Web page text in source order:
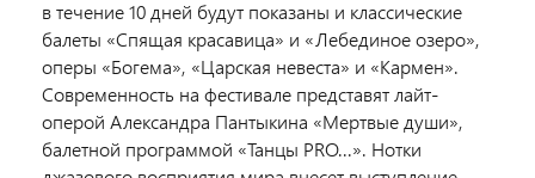
в течение 10 дней будут показаны и классические
балеты «Спящая красавица» и «Лебединое озеро»,
оперы «Богема», «Царская невеста» и «Кармен».
Современность на фестивале представят лайт-
оперой Александра Пантыкина «Мертвые души»,
балетной программой «Танцы PRO...». Нотки